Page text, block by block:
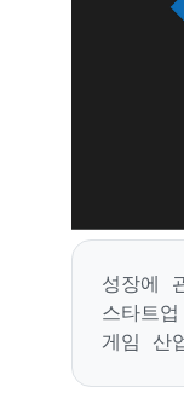
성장에
스타트
게임 산